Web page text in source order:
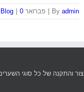
By admin פברואר 2nd, 2020 Blog 0 תגובות
והתקנה של כל סוגי